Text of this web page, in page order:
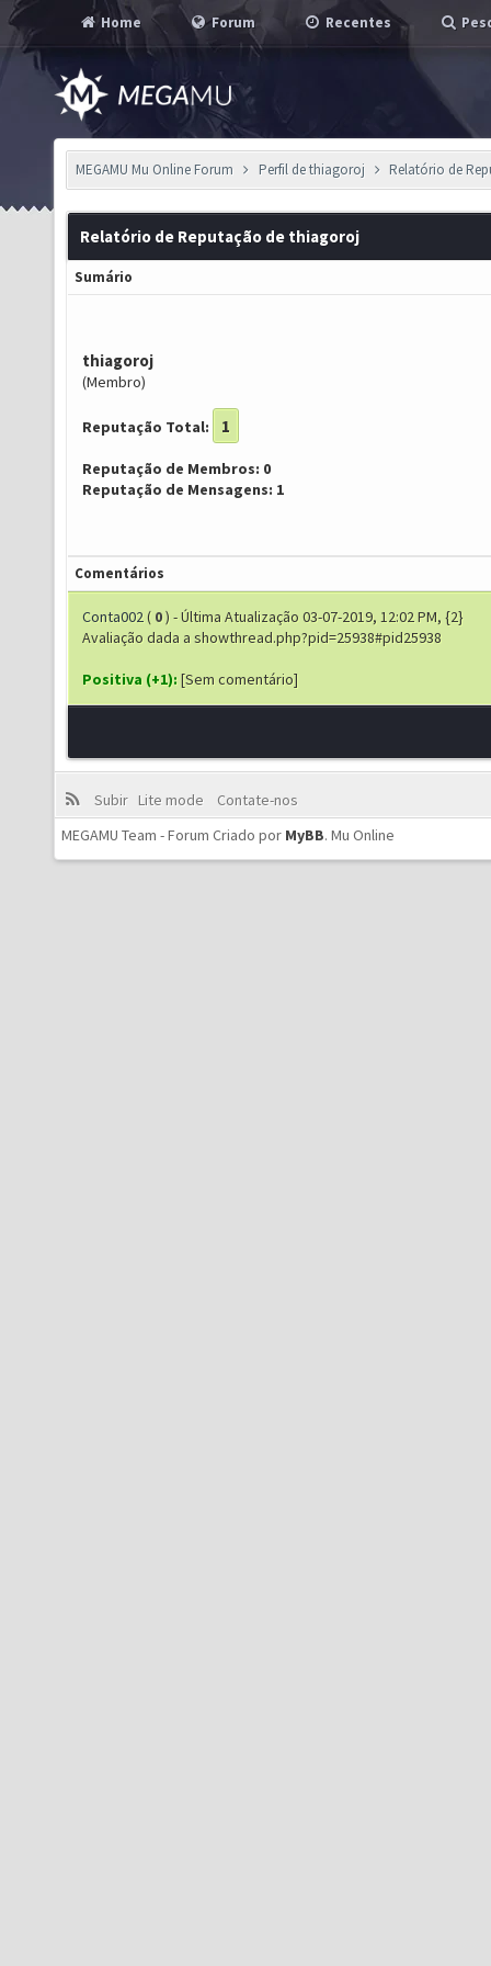
Home Forum Recentes
MEGAMU Mu Online Forum Perfil de thiagoroj Relatório de
Relatório de Reputação de thiagoroj
Sumário
thiagoroj
(Membro)
Reputação Total: 1
Reputação de Membros: 0
Reputação de Mensagens: 1
Comentários
Conta002( 0) - Última Atualização 03-07-2019, 12:02 PM, {2}
Avaliação dada a showthread.php?pid=25938#pid25938
Positiva (+1): [Sem comentário]
Subir Lite mode
Contate-nos
MEGAMU Team - Forum Criado por MyBB. Mu Online